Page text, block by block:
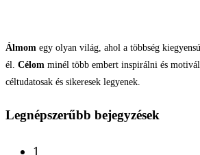
Álmom egy olyan világ, ahol a többség
él. Célom minél több embert inspirálni és
céltudatosak és sikeresek legyenek.
Legnépszerűbb bejegyzések
1